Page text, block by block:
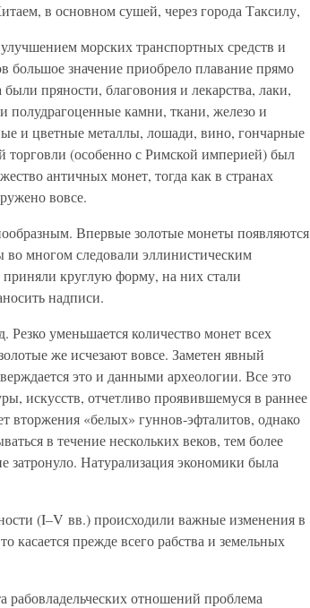
в основном сушей, через города Таксилу,
морских транспортных средств и
значение приобрело плавание прямо
пряности, благовония и лекарства, лаки,
полудрагоценные камни, ткани, железо и
и цветные металлы, лошади, вино, гончарные
торговли (особенно с Римской империей) был
античных монет, тогда как в странах
вовсе.
Впервые золотые монеты появляются
многом следовали эллинистическим
круглую форму, на них стали
надписи.
уменьшается количество монет всех
же исчезают вовсе. Заметен явный
это и данными археологии. Все это
искусств, отчетливо проявившемуся в раннее
вторжения «белых» гуннов-эфталитов, однако
в течение нескольких веков, тем более
Натурализация экономики была
(I–V вв.) происходили важные изменения в
прежде всего рабства и земельных
рабовладельческих отношений проблема